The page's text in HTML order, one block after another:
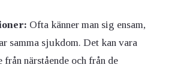
Ofta känner man sig ensam,
samma sjukdom. Det kan vara
närstående och från de